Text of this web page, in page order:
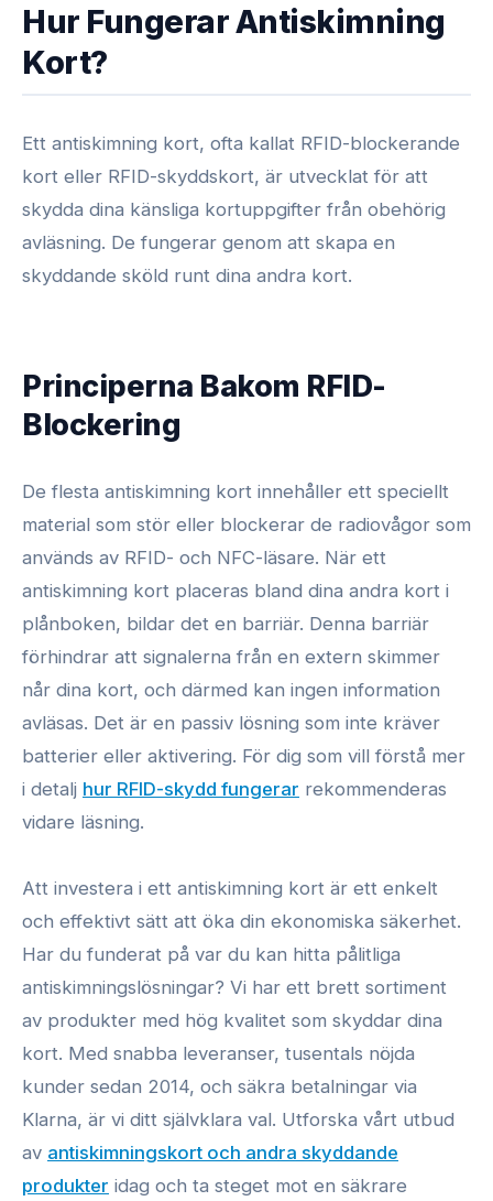
Hur Fungerar Antiskimning
Kort?
Ett antiskimning kort, ofta kallat RFID-blockerande
kort eller RFID-skyddskort, är utvecklat för att
skydda dina känsliga kortuppgifter från obehörig
avläsning. De fungerar genom att skapa en
skyddande sköld runt dina andra kort.
Principerna Bakom RFID-
Blockering
De flesta antiskimning kort innehåller ett speciellt
material som stör eller blockerar de radiovågor som
används av RFID- och NFC-läsare. När ett
antiskimning kort placeras bland dina andra kort i
plånboken, bildar det en barriär. Denna barriär
förhindrar att signalerna från en extern skimmer
når dina kort, och därmed kan ingen information
avläsas. Det är en passiv lösning som inte kräver
batterier eller aktivering. För dig som vill förstå mer
i detalj hur RFID-skydd fungerar rekommenderas
vidare läsning.
Att investera i ett antiskimning kort är ett enkelt
och effektivt sätt att öka din ekonomiska säkerhet.
Har du funderat på var du kan hitta pålitliga
antiskimningslösningar? Vi har ett brett sortiment
av produkter med hög kvalitet som skyddar dina
kort. Med snabba leveranser, tusentals nöjda
kunder sedan 2014, och säkra betalningar via
Klarna, är vi ditt självklara val. Utforska vårt utbud
av antiskimningskort och andra skyddande
produkter idag och ta steget mot en säkrare